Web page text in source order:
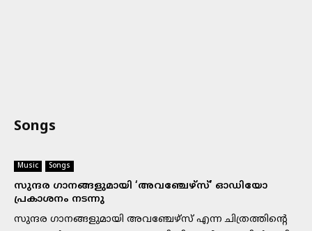
Songs
Music Songs
സുന്ദര ഗാനങ്ങളുമായി ‘അവഞ്ചേഴ്‌സ്’ ഓഡിയോ
പ്രകാശനം നടന്നു
സുന്ദര ഗാനങ്ങളുമായി അവഞ്ചേഴ്‌സ് എന്ന ചിത്രത്തിന്റെ